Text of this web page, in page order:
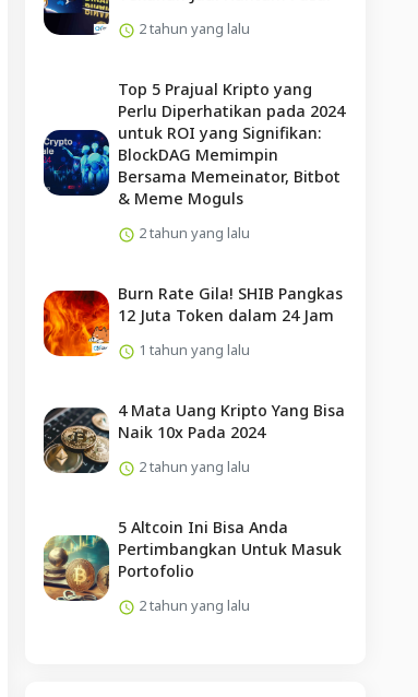
2 tahun yang lalu
Top 5 Prajual Kripto yang
Perlu Diperhatikan pada 2024
untuk ROI yang Signifikan:
BlockDAG Memimpin
Bersama Memeinator, Bitbot
& Meme Moguls
2 tahun yang lalu
Burn Rate Gila! SHIB Pangkas
12 Juta Token dalam 24 Jam
1 tahun yang lalu
4 Mata Uang Kripto Yang Bisa
Naik 10x Pada 2024
2 tahun yang lalu
5 Altcoin Ini Bisa Anda
Pertimbangkan Untuk Masuk
Portofolio
2 tahun yang lalu